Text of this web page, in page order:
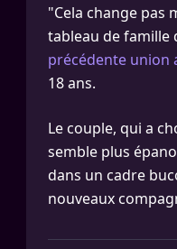
"Cela change pas
tableau de famille
précédente union
18 ans.
Le couple, qui a
semble plus
dans un cadre
nouveaux